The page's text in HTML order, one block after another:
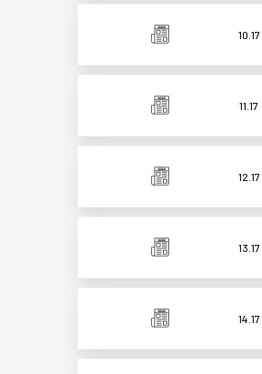
10.17
11.17
12.17
13.17
14.17